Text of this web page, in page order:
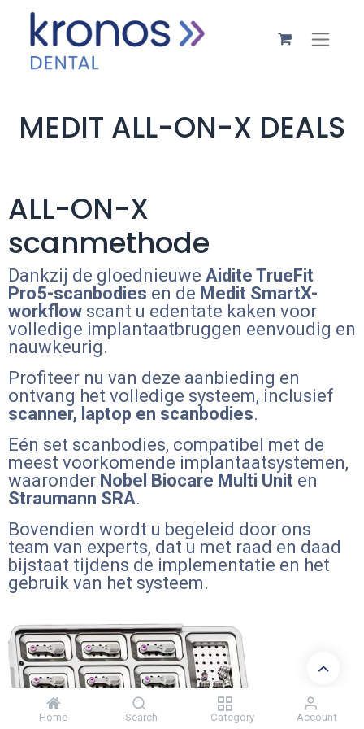
Home Search Category Account
MEDIT ALL-ON-X DEALS
ALL-ON-X
scanmethode
Dankzij de gloednieuwe Aidite TrueFit
Pro5-scanbodies en de Medit SmartX-
workflow scant u edentate kaken voor
volledige implantaatbruggen eenvoudig en
nauwkeurig.
Profiteer nu van deze aanbieding en
ontvang het volledige systeem, inclusief
scanner, laptop en scanbodies.
Eén set scanbodies, compatibel met de
meest voorkomende implantaatsystemen,
waaronder Nobel Biocare Multi Unit en
Straumann SRA.
Bovendien wordt u begeleid door ons
team van experts, dat u met raad en daad
bijstaat tijdens de implementatie en het
gebruik van het systeem.